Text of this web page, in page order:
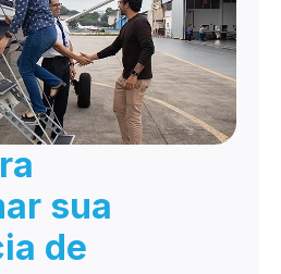
sua
de